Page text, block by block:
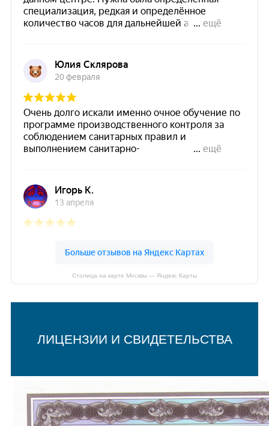
Столица на карте Москвы — Яндекс Карты
ЛИЦЕНЗИИ И СВИДЕТЕЛЬСТВА